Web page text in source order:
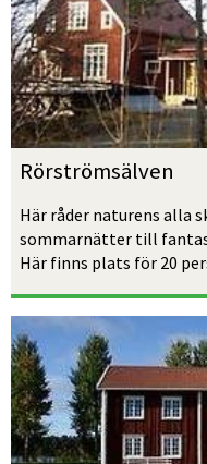
Rörströmsälven
Här råder naturens alla
sommarnätter till
Här finns plats för 20